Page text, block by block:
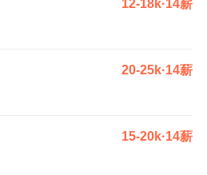
12-18k·14薪
20-25k·14薪
15-20k·14薪